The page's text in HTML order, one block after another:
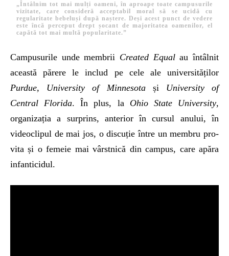
„Întâlnim tot mai mulți oameni, în aproape toate campusurile
vizitate, care consideră acceptabil moral să se ucidă cu
regularitate bebeluși după naștere. Deși acest punct de vedere
este încă perceput drept șocant de majoritatea oamenilor, el
capătă tot mai multă popularitate.”
Campusurile unde membrii Created Equalau întâlnit
această părere le includ pe cele ale universităților
Purdue, University of Minnesotași University of
Central Florida. În plus, la Ohio State University,
organizația a surprins, anterior în cursul anului, în
videoclipul de mai jos, o discuție între un membru pro-
vita și o femeie mai vârstnică din campus, care apăra
infanticidul.